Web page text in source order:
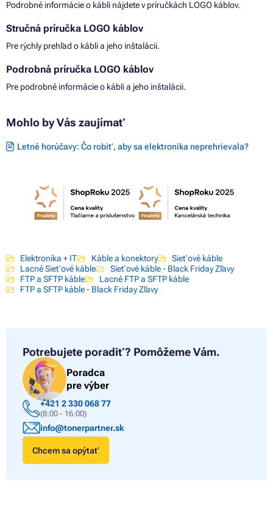
Podrobné informácie o kábli nájdete v príručkách LOGO káblov.
Stručná príručka LOGO káblov
Pre rýchly prehľad o kábli a jeho inštalácii.
Podrobná príručka LOGO káblov
Pre podrobné informácie o kábli a jeho inštalácii.
Mohlo by Vás zaujímať
Letné horúčavy: Čo robiť, aby sa elektronika neprehrievala?
Elektronika + IT Káble a konektory
Sieťové káble
Lacné Sieťové káble
Sieťové káble - Black Friday Zľavy
FTP a SFTP káble
Lacné FTP a SFTP káble
FTP a SFTP káble - Black Friday Zľavy
Potrebujete poradiť? Pomôžeme Vám.
Poradca
pre výber
+421 2 330 068 77
(8:00 - 16:00)
info@tonerpartner.sk
Chcem sa opýtať